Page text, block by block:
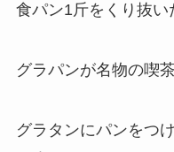
食パン1斤をくり抜い
グラパンが名物の喫
グラタンにパンをつ